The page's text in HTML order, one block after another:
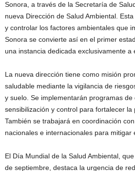
Sonora, a través de la Secretaría de
nueva Dirección de Salud Ambiental.
y controlar los factores ambientales que
Sonora se convierte así en el primer
una instancia dedicada exclusivamente a
La nueva dirección tiene como misión
saludable mediante la vigilancia de
y suelo. Se implementarán programas de
sensibilización y control para fortalecer la
También se trabajará en coordinación
nacionales e internacionales para mitigar
El Día Mundial de la Salud Ambiental,
de septiembre, destaca la urgencia de